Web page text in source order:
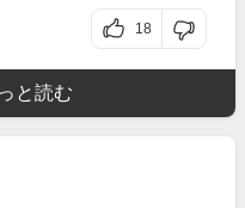
18
と読む